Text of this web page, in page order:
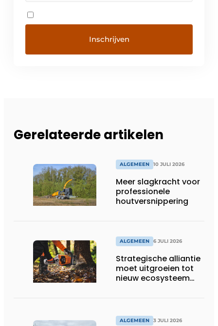
Gerelateerde artikelen
ALGEMEEN 10 JULI 2026
Meer slagkracht voor
professionele
houtversnippering
ALGEMEEN 6 JULI 2026
Strategische alliantie
moet uitgroeien tot
nieuw ecosysteem
ALGEMEEN 3 JULI 2026